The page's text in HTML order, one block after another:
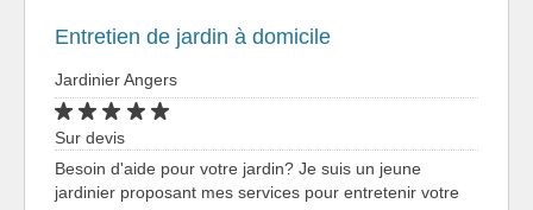
Entretien de jardin à domicile
Jardinier Angers
Sur devis
Besoin d'aide pour votre jardin? Je suis un jeune
jardinier proposant mes services pour entretenir votre